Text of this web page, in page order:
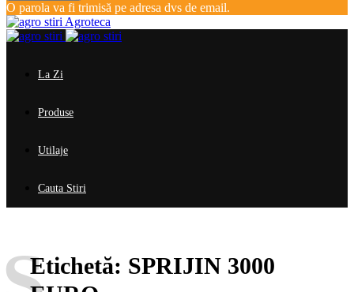
O parola va fi trimisă pe adresa dvs de email.
Agroteca
La Zi
Produse
Utilaje
Cauta Stiri
Etichetă: SPRIJIN 3000